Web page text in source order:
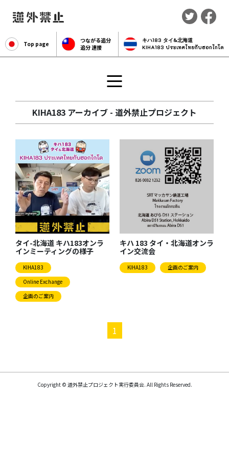
Top page
つながる追分
追分 連接
キハ183 タイ&北海道
KIHA183 ประเทศไทยกับฮอกไกโด
KIHA183 アーカイブ - 道外禁止プロジェクト
タイ-北海道 キハ183オンラ
インミーティングの様子
KIHA183
Online Exchange
企画のご案内
キハ 183 タイ・北海道オンラ
イン交流会
KIHA183 企画のご案内
1
Copyright © 道外禁止プロジェクト実行委員会. All Rights Reserved.